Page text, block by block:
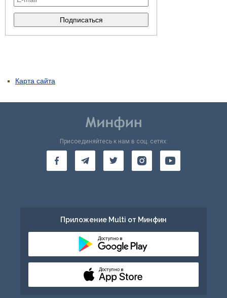
Карта сайта
Присоединяйтесь к нам в соц. сетях:
Приложение Multi от Минфин
Доступно в
Доступно в